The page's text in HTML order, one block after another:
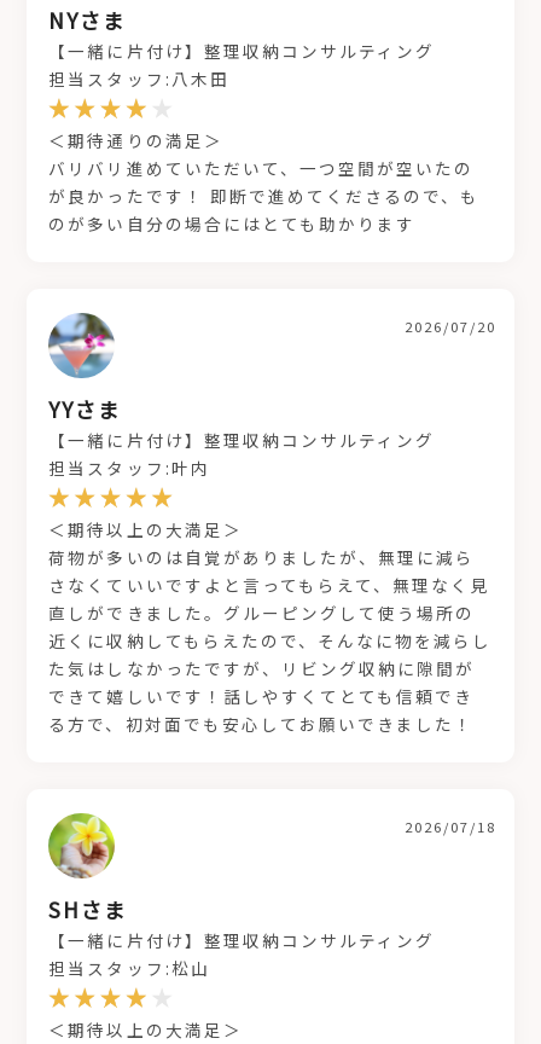
NYさま
【一緒に片付け】整理収納コンサルティング
担当スタッフ:八木田
＜期待通りの満足＞
バリバリ進めていただいて、一つ空間が空いたの
が良かったです！ 即断で進めてくださるので、も
のが多い自分の場合にはとても助かります
YYさま
2026/07/20
【一緒に片付け】整理収納コンサルティング
担当スタッフ:叶内
＜期待以上の大満足＞
荷物が多いのは自覚がありましたが、無理に減ら
さなくていいですよと言ってもらえて、無理なく見
直しができました。グルーピングして使う場所の
近くに収納してもらえたので、そんなに物を減らし
た気はしなかったですが、リビング収納に隙間が
できて嬉しいです！話しやすくてとても信頼でき
る方で、初対面でも安心してお願いできました！
SHさま
2026/07/18
【一緒に片付け】整理収納コンサルティング
担当スタッフ:松山
＜期待以上の大満足＞